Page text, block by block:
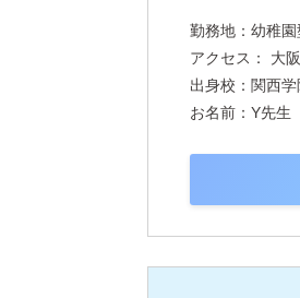
勤務地：幼稚
アクセス： 大
出身校：関西
お名前：Y先生